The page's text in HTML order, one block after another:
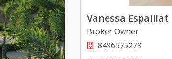
Vanessa Espaillat
Broker Owner
8496575279